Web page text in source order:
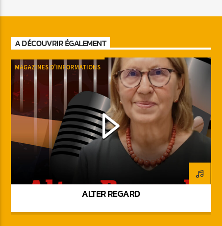
A DÉCOUVRIR ÉGALEMENT
MAGAZINES D'INFORMATIONS
ALTER REGARD